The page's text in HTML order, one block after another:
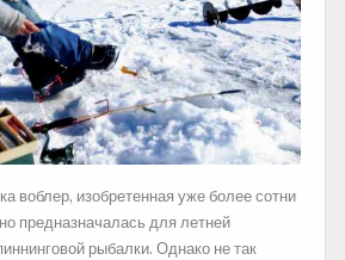
воблер, изобретенная уже более сотни
предназначалась для летней
рыбалки. Однако не так